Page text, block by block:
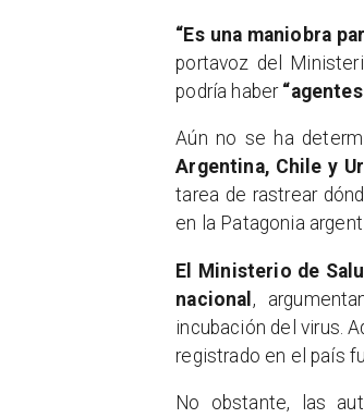
“Es una maniobra
portavoz del
podría haber
Aún no se ha
Argentina, Chile y
tarea de rastrear
en la Patagonia
El Ministerio de
nacional ,
incubación del virus.
registrado en el país
No obstante, las